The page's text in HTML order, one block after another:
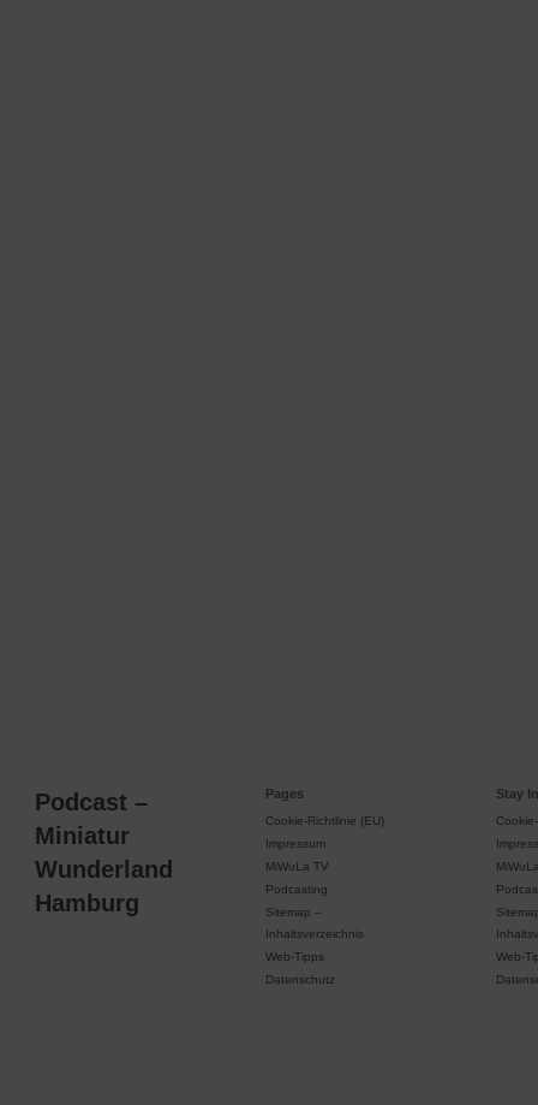
Podcast –
Miniatur
Wunderland
Hamburg
Pages
Cookie-Richtlinie (EU)
Impressum
MiWuLa TV
Podcasting
Sitemap –
Inhaltsverzeichnis
Web-Tipps
Datenschutz
Stay
Web-